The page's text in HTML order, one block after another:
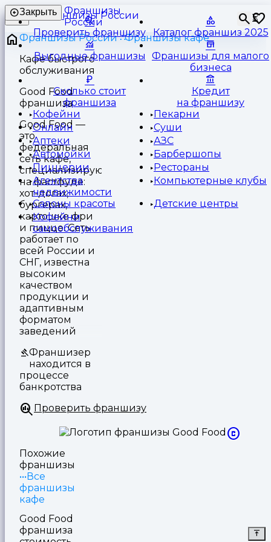
Франшизы
России
⏳
Закрыть
Проверить франшизу Каталог франшиз 2025
Выгодные франшизы
Франшизы для малого
бизнеса
Сколько стоит
франшиза
Кредит
на франшизу
Кофейни
Пекарни
Онлайн
Суши
Аптеки
АЗС
Автомойки
Барбершопы
Пиццерии
Рестораны
Агентства
недвижимости
Компьютерные клубы
Салоны красоты
Детские центры
Кофейни
самообслуживания
Франшизы России
Франшизы кафе
Кафе быстрого
обслуживания
Good Food
франшиза
Good Food —
это
федеральная
сеть кафе,
специализирующаяся
на фастфуде:
хот-догах,
бургерах,
картошке фри
и пицце. Сеть
работает по
всей России и
СНГ, известна
высоким
качеством
продукции и
адаптивным
форматом
заведений
Франшизер
находится в
процессе
банкротства
Проверить франшизу
Похожие
франшизы
Все
франшизы
кафе
Good Food
франшиза